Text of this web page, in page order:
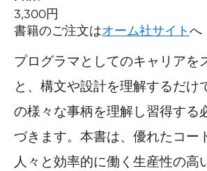
3,300円
書籍のご注文はオーム社サイトへ
プログラマとしてのキャリアを
と、構文や設計を理解するだけ
の様々な事柄を理解し習得する
づきます。本書は、優れたコー
人々と効率的に働く生産性の高